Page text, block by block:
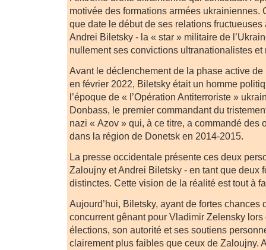
motivée des formations armées ukrainiennes.
que date le début de ses relations fructueuses
Andrei Biletsky - la « star » militaire de
nullement ses convictions ultranationalistes et
Avant le déclenchement de la phase active
en février 2022, Biletsky était un homme
l’époque de « l’Opération Antiterroriste »
Donbass, le premier commandant du
nazi « Azov » qui, à ce titre, a commandé des
dans la région de Donetsk en 2014-2015.
La presse occidentale présente ces deux
Zaloujny et Andrei Biletsky - en tant que deux
distinctes. Cette vision de la réalité est tout à
Aujourd’hui, Biletsky, ayant de fortes chances
concurrent gênant pour Vladimir Zelensky
élections, son autorité et ses soutiens
clairement plus faibles que ceux de Zaloujny.